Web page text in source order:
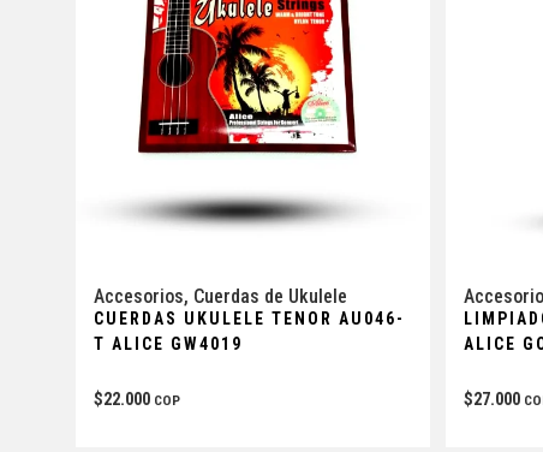
Accesorios, Cuerdas de Ukulele
CUERDAS UKULELE TENOR AU046-
T ALICE GW4019
$22.000 COP
ALICE
$27.000